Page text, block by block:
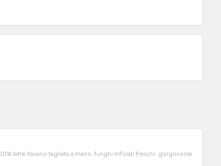
latte italiano tagliata a mano, funghi trifolati freschi, gorgonzola